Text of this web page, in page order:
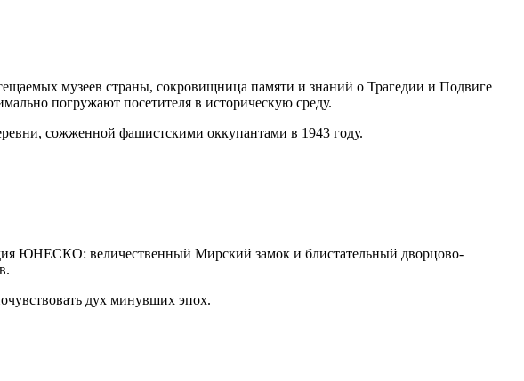
музеев страны, сокровищница памяти и знаний о Трагедии и Подвиге
погружают посетителя в историческую среду.
сожженной фашистскими оккупантами в 1943 году.
ЮНЕСКО: величественный Мирский замок и блистательный дворцово-
дух минувших эпох.